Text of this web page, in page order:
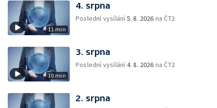
11 min
4. srpna
Poslední vysílání5. 8. 2026 na ČT2
10 min
3. srpna
Poslední vysílání4. 8. 2026 na ČT2
2. srpna